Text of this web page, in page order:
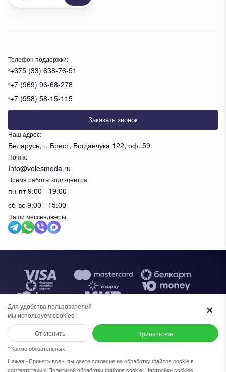
Написать в WhatsApp
Телефон поддержки:
+375 (33) 638-76-51
+7 (969) 96-68-278
+7 (958) 58-15-115
Заказать звонок
Наш адрес:
Беларусь, г. Брест, Богданчука 122, оф. 59
Почта:
Info@velesmoda.ru
Время работы колл-центра:
пн-пт 9:00 - 19:00
сб-вс 9:00 - 15:00
Наши мессенджеры:
Общество с ограниченной ответственностью "ИВК ВЕЛЕС",
УНП 291610720. Свидетельство №0091620 выдано
администрацией Московского района г.Бреста, 30 апреля 2019г. В
торговом реестре Республики Беларусь с 27 ноября 2023г.
Для удобства пользователей
мы используем cookies
Отклонить
* Кроме обязательных
Принять все
Нажав «Принять все», вы даете согласие на обработку файлов cookie в
соответствии с Политикой обработки файлов cookie Настройки cookies